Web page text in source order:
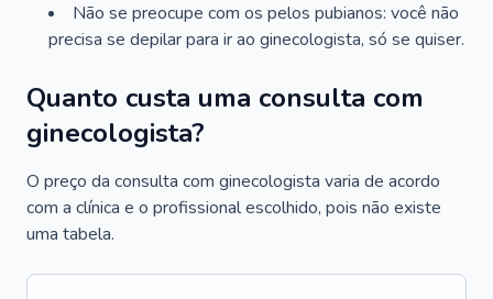
Não se preocupe com os pelos pubianos: você não
precisa se depilar para ir ao ginecologista, só se quiser.
Quanto custa uma consulta com
ginecologista?
O preço da consulta com ginecologista varia de acordo
com a clínica e o profissional escolhido, pois não existe
uma tabela.